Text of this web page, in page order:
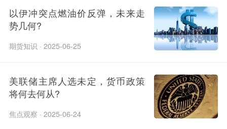
以伊冲突点燃油价反弹，未来走
势几何?​
期货知识 · 2025-06-25
美联储主席人选未定，货币政策
将何去何从?
焦点观察 · 2025-06-24